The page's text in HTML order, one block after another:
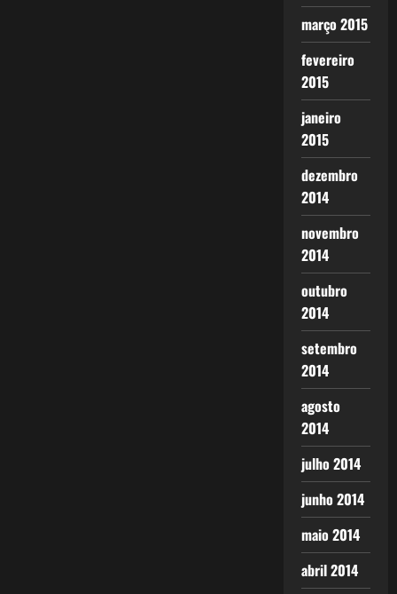
março 2015
fevereiro
2015
janeiro
2015
dezembro
2014
novembro
2014
outubro
2014
setembro
2014
agosto
2014
julho 2014
junho 2014
maio 2014
abril 2014